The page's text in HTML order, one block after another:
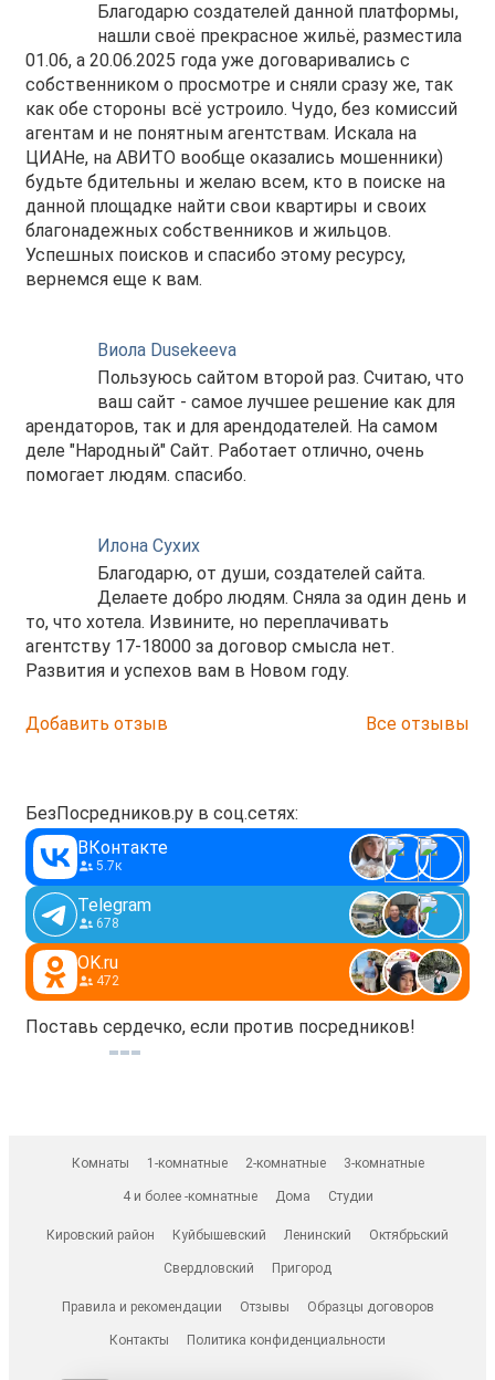
Благодарю создателей данной платформы,
нашли своё прекрасное жильё, разместила
01.06, а 20.06.2025 года уже договаривались с
собственником о просмотре и сняли сразу же, так
как обе стороны всё устроило. Чудо, без комиссий
агентам и не понятным агентствам. Искала на
ЦИАНе, на АВИТО вообще оказались мошенники)
будьте бдительны и желаю всем, кто в поиске на
данной площадке найти свои квартиры и своих
благонадежных собственников и жильцов.
Успешных поисков и спасибо этому ресурсу,
вернемся еще к вам.
Виола Dusekeeva
Пользуюсь сайтом второй раз. Считаю, что
ваш сайт - самое лучшее решение как для
арендаторов, так и для арендодателей. На самом
деле "Народный" Сайт. Работает отлично, очень
помогает людям. спасибо.
Илона Сухих
Благодарю, от души, создателей сайта.
Делаете добро людям. Сняла за один день и
то, что хотела. Извините, но переплачивать
агентству 17-18000 за договор смысла нет.
Развития и успехов вам в Новом году.
Добавить отзыв Все отзывы
БезПосредников.ру в соц.сетях:
ВКонтакте
5.7к
Telegram
678
OK.ru
472
Поставь сердечко, если против посредников!
Комнаты 1-комнатные 2-комнатные 3-комнатные
4 и более -комнатные Дома Студии
Кировский район Куйбышевский Ленинский Октябрьский
Свердловский Пригород
Правила и рекомендации Отзывы Образцы договоров
Контакты Политика конфиденциальности